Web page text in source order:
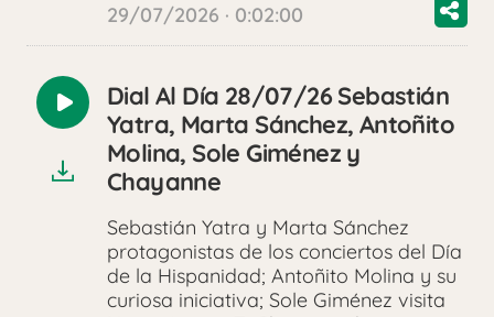
29/07/2026 · 0:02:00
Reproducir
audio
Dial Al Día 28/07/26 Sebastián
Yatra, Marta Sánchez, Antoñito
Molina, Sole Giménez y
Chayanne
Sebastián Yatra y Marta Sánchez
protagonistas de los conciertos del Día
de la Hispanidad; Antoñito Molina y su
curiosa iniciativa; Sole Giménez visita